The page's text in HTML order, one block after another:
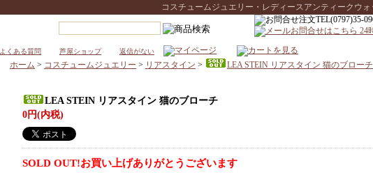
コスチュームジュエリー・レディースアンティークウ
よくある質問 芦屋ショップ 返信がない
ホーム > コスチュームジュエリー > リアスタイン > LEA STEIN リアスタイン 猫のブローチ
LEA STEIN リアスタイン 猫のブローチ
0円(内税)
SOLD OUT!お買い上げありがとうございます